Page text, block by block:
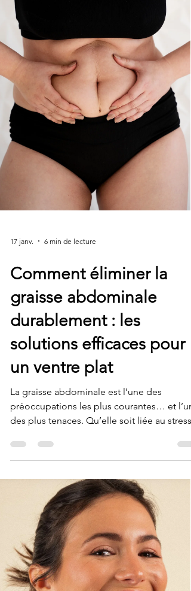
17 janv. 6 min de lecture
Comment éliminer la
graisse abdominale
durablement : les
solutions efficaces pour
un ventre plat
La graisse abdominale est l’une des
préoccupations les plus courantes… et
des plus tenaces. Qu’elle soit liée au stress,
de temps pour soi, elle résiste souvent aux
régimes, aux exercices et aux bonnes
résolutions. Heureusement, il existe
aujourd’hui des traitements minceur non
invasifs capables de cibler précisément la
graisse du ventre et d’obtenir un ventre plus
plat rapidement à condition de modifier
hygiène de vie bie